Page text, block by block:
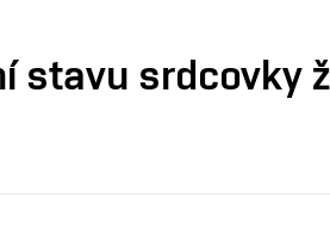
stavu srdcovky